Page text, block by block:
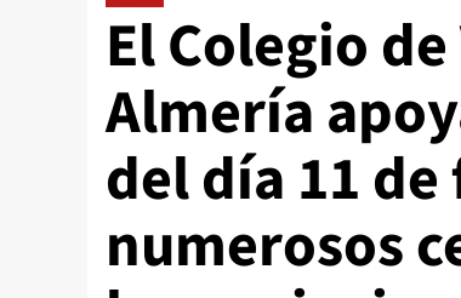
El Colegio
Almería
del día 11
numerosos